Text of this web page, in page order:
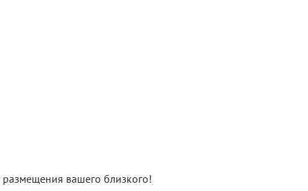
размещения вашего близкого!